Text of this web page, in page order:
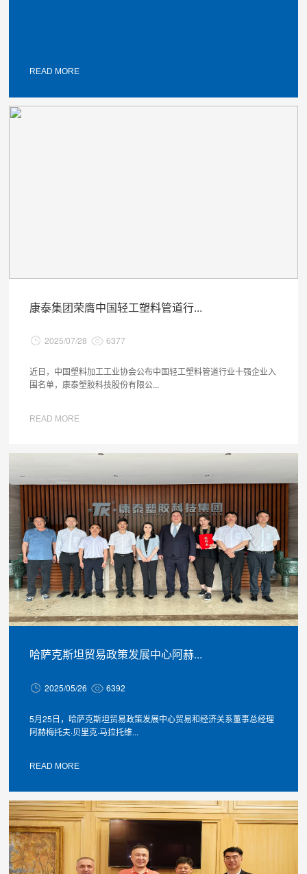
READ MORE
康泰集团荣膺中国轻工塑料管道行...
2025/07/28 6377
近日，中国塑料加工工业协会公布中国轻工塑料管道行业十强企业入
围名单，康泰塑胶科技股份有限公...
READ MORE
哈萨克斯坦贸易政策发展中心阿赫...
2025/05/26 6392
5月25日，哈萨克斯坦贸易政策发展中心贸易和经济关系董事总经理
阿赫梅托夫·贝里克·马拉托维...
READ MORE